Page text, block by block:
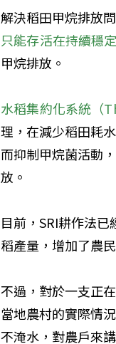
解決稻田甲烷排放
只能存活在持續穩
甲烷排放。
水稻集約化系統（
理，在減少稻田耗
而抑制甲烷菌活動
放。
目前，SRI耕作法已
稻產量，增加了農
不過，對於一支正
當地農村的實際情
不淹水，對農戶來